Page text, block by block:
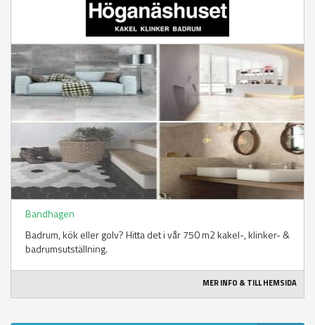
Bandhagen
Badrum, kök eller golv? Hitta det i vår 750 m2 kakel-, klinker- &
badrumsutställning.
MER INFO & TILL HEMSIDA